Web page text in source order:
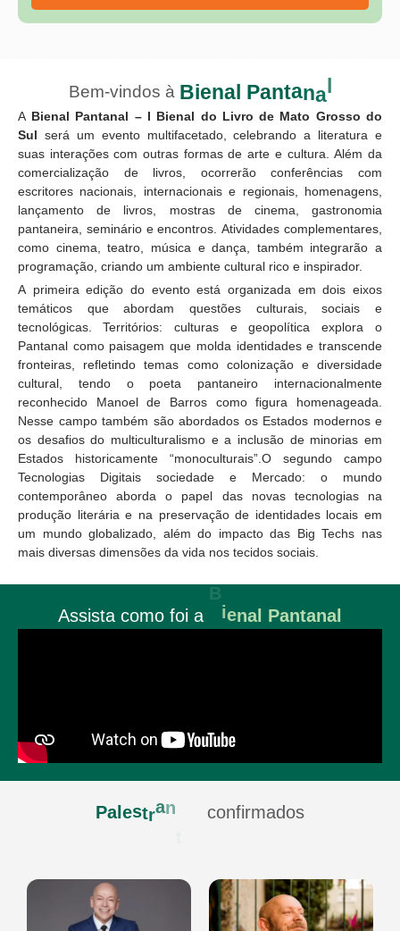
Bem-vindos à Bienal Pantanal
A Bienal Pantanal – I Bienal do Livro de Mato Grosso do
Sul será um evento multifacetado, celebrando a literatura e
suas interações com outras formas de arte e cultura. Além da
comercialização de livros, ocorrerão conferências com
escritores nacionais, internacionais e regionais, homenagens,
lançamento de livros, mostras de cinema, gastronomia
pantaneira, seminário e encontros. Atividades complementares,
como cinema, teatro, música e dança, também integrarão a
programação, criando um ambiente cultural rico e inspirador.
A primeira edição do evento está organizada em dois eixos
temáticos que abordam questões culturais, sociais e
tecnológicas. Territórios: culturas e geopolítica explora o
Pantanal como paisagem que molda identidades e transcende
fronteiras, refletindo temas como colonização e diversidade
cultural, tendo o poeta pantaneiro internacionalmente
reconhecido Manoel de Barros como figura homenageada.
Nesse campo também são abordados os Estados modernos e
os desafios do multiculturalismo e a inclusão de minorias em
Estados historicamente “monoculturais”.O segundo campo
Tecnologias Digitais sociedade e Mercado: o mundo
contemporâneo aborda o papel das novas tecnologias na
produção literária e na preservação de identidades locais em
um mundo globalizado, além do impacto das Big Techs nas
mais diversas dimensões da vida nos tecidos sociais.
Assista como foi a
Pal estran confirmados